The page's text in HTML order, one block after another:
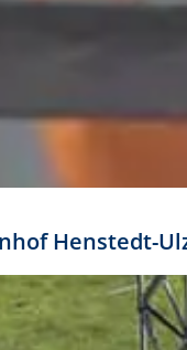
jeweiligen
im Layout:
Henstedt-